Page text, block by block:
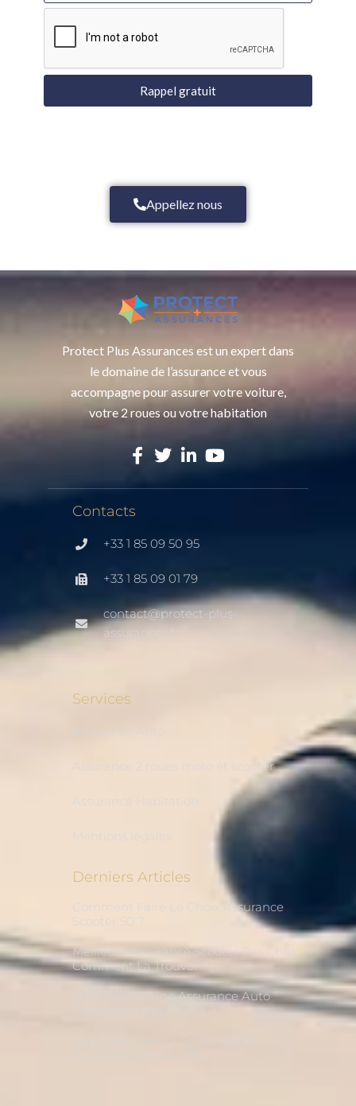
Rappel gratuit
Appellez nous
Protect Plus Assurances est un expert dans
le domaine de l’assurance et vous
accompagne pour assurer votre voiture,
votre 2 roues ou votre habitation
Contacts
+33 1 85 09 50 95
+33 1 85 09 01 79
contact@protect-plus-
assurances.fr
Services
Assurance Auto
Assurance 2 roues moto et scooter
Assurance Habitation
Mentions légales
Derniers Articles
Comment Faire Le Choix Assurance
Scooter 50 ?
Meilleure Assurance Scooter Pas Cher,
Comment La Trouver ?
Vous Désirez Une Assurance Auto
Tout Savoir Sur La Souscription
Assurance Scooter 125